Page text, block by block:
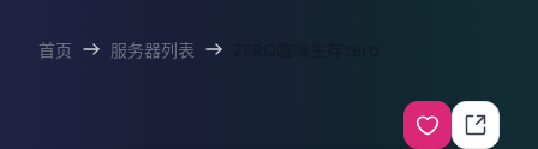
首页 服务器列表